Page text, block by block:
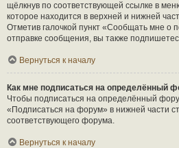
щёлкнув по соответствующей ссылке в
которое находится в верхней и нижней
Отметив галочкой пункт «Сообщать мне о
отправке сообщения, вы также
Вернуться к началу
Как мне подписаться на определённый
Чтобы подписаться на определённый
«Подписаться на форум» в нижней части
соответствующего форума.
Вернуться к началу